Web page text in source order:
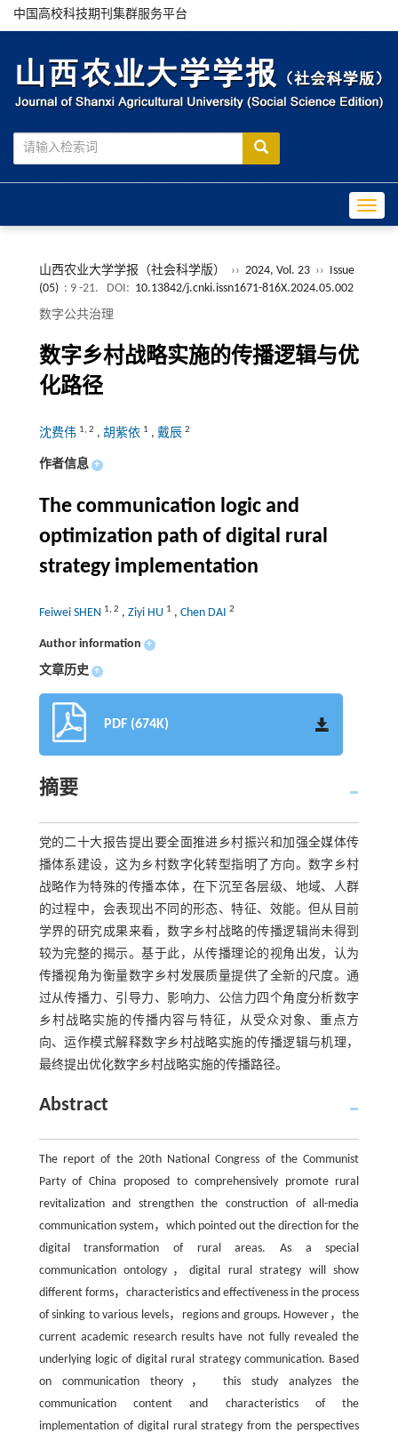
中国高校科技期刊集群服务平台
山西农业大学学报（社会科学版） ›› 2024, Vol. 23 ›› Issue
(05) : 9 -21. DOI: 10.13842/j.cnki.issn1671-816X.2024.05.002
数字公共治理
数字乡村战略实施的传播逻辑与优
化路径
沈费伟 1, 2 , 胡紫依 1 , 戴辰 2
作者信息 +
The communication logic and
optimization path of digital rural
strategy implementation
Feiwei SHEN 1, 2 , Ziyi HU 1 , Chen DAI 2
Author information +
文章历史 +
PDF (674K)
摘要
党的二十大报告提出要全面推进乡村振兴和加强全媒体传
播体系建设，这为乡村数字化转型指明了方向。数字乡村
战略作为特殊的传播本体，在下沉至各层级、地域、人群
的过程中，会表现出不同的形态、特征、效能。但从目前
学界的研究成果来看，数字乡村战略的传播逻辑尚未得到
较为完整的揭示。基于此，从传播理论的视角出发，认为
传播视角为衡量数字乡村发展质量提供了全新的尺度。通
过从传播力、引导力、影响力、公信力四个角度分析数字
乡村战略实施的传播内容与特征，从受众对象、重点方
向、运作模式解释数字乡村战略实施的传播逻辑与机理，
最终提出优化数字乡村战略实施的传播路径。
Abstract
The report of the 20th National Congress of the Communist
Party of China proposed to comprehensively promote rural
revitalization and strengthen the construction of all-media
communication system，which pointed out the direction for the
digital transformation of rural areas. As a special
communication ontology，digital rural strategy will show
different forms，characteristics and effectiveness in the process
of sinking to various levels，regions and groups. However，the
current academic research results have not fully revealed the
underlying logic of digital rural strategy communication. Based
on communication theory， this study analyzes the
communication content and characteristics of the
implementation of digital rural strategy from the perspectives